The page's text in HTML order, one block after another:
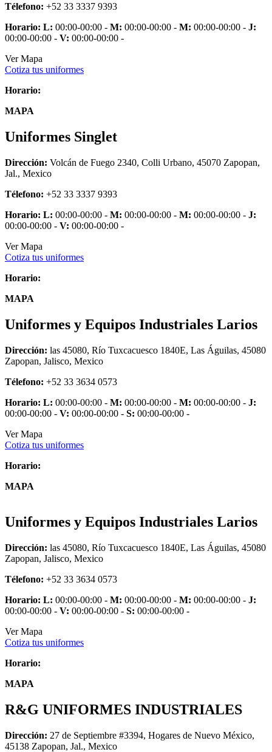
Télefono: +52 33 3337 9393
Horario: L: 00:00-00:00 - M: 00:00-00:00 - M: 00:00-00:00 - J:
00:00-00:00 - V: 00:00-00:00 -
Ver Mapa
Cotiza tus uniformes
Horario:
MAPA
Uniformes Singlet
Dirección: Volcán de Fuego 2340, Colli Urbano, 45070 Zapopan,
Jal., Mexico
Télefono: +52 33 3337 9393
Horario: L: 00:00-00:00 - M: 00:00-00:00 - M: 00:00-00:00 - J:
00:00-00:00 - V: 00:00-00:00 -
Ver Mapa
Cotiza tus uniformes
Horario:
MAPA
Uniformes y Equipos Industriales Larios
Dirección: las 45080, Río Tuxcacuesco 1840E, Las Águilas, 45080
Zapopan, Jalisco, Mexico
Télefono: +52 33 3634 0573
Horario: L: 00:00-00:00 - M: 00:00-00:00 - M: 00:00-00:00 - J:
00:00-00:00 - V: 00:00-00:00 - S: 00:00-00:00 -
Ver Mapa
Cotiza tus uniformes
Horario:
MAPA
Uniformes y Equipos Industriales Larios
Dirección: las 45080, Río Tuxcacuesco 1840E, Las Águilas, 45080
Zapopan, Jalisco, Mexico
Télefono: +52 33 3634 0573
Horario: L: 00:00-00:00 - M: 00:00-00:00 - M: 00:00-00:00 - J:
00:00-00:00 - V: 00:00-00:00 - S: 00:00-00:00 -
Ver Mapa
Cotiza tus uniformes
Horario:
MAPA
R&G UNIFORMES INDUSTRIALES
Dirección: 27 de Septiembre #3394, Hogares de Nuevo México,
45138 Zapopan, Jal., Mexico